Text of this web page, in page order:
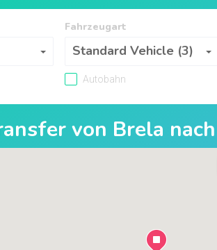
Fahrzeugart
Standard Vehicle (3)
Fahrzeugart
Autobahn
von Brela nach